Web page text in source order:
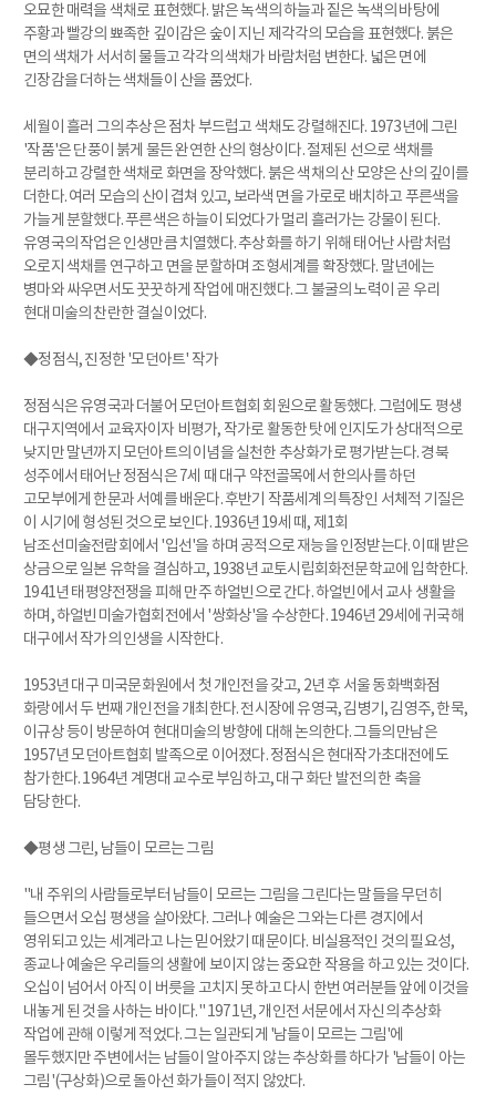
오묘한 매력을 색채로 표현했다. 밝은 녹색의 하늘과 짙은 녹색의 바탕에
주황과 빨강의 뾰족한 깊이감은 숲이 지닌 제각각의 모습을 표현했다. 붉은
면의 색채가 서서히 물들고 각각의 색채가 바람처럼 변한다. 넓은 면에
긴장감을 더하는 색채들이 산을 품었다.
세월이 흘러 그의 추상은 점차 부드럽고 색채도 강렬해진다. 1973년에 그린
'작품'은 단풍이 붉게 물든 완연한 산의 형상이다. 절제된 선으로 색채를
분리하고 강렬한 색채로 화면을 장악했다. 붉은 색채의 산 모양은 산의 깊이를
더한다. 여러 모습의 산이 겹쳐 있고, 보라색 면을 가로로 배치하고 푸른색을
가늘게 분할했다. 푸른색은 하늘이 되었다가 멀리 흘러가는 강물이 된다.
유영국의 작업은 인생만큼 치열했다. 추상화를 하기 위해 태어난 사람처럼
오로지 색채를 연구하고 면을 분할하며 조형세계를 확장했다. 말년에는
병마와 싸우면서도 꿋꿋하게 작업에 매진했다. 그 불굴의 노력이 곧 우리
현대미술의 찬란한 결실이었다.
◆정점식, 진정한 '모던아트' 작가
정점식은 유영국과 더불어 모던아트협회 회원으로 활동했다. 그럼에도 평생
대구지역에서 교육자이자 비평가, 작가로 활동한 탓에 인지도가 상대적으로
낮지만 말년까지 모던아트의 이념을 실천한 추상화가로 평가받는다. 경북
성주에서 태어난 정점식은 7세 때 대구 약전골목에서 한의사를 하던
고모부에게 한문과 서예를 배운다. 후반기 작품세계의 특장인 서체적 기질은
이 시기에 형성된 것으로 보인다. 1936년 19세 때, 제1회
남조선미술전람회에서 '입선'을 하며 공적으로 재능을 인정받는다. 이때 받은
상금으로 일본 유학을 결심하고, 1938년 교토시립회화전문학교에 입학한다.
1941년 태평양전쟁을 피해 만주 하얼빈으로 간다. 하얼빈에서 교사 생활을
하며, 하얼빈미술가협회전에서 '쌍화상'을 수상한다. 1946년 29세에 귀국해
대구에서 작가의 인생을 시작한다.
1953년 대구 미국문화원에서 첫 개인전을 갖고, 2년 후 서울 동화백화점
화랑에서 두 번째 개인전을 개최한다. 전시장에 유영국, 김병기, 김영주, 한묵,
이규상 등이 방문하여 현대미술의 방향에 대해 논의한다. 그들의 만남은
1957년 모던아트협회 발족으로 이어졌다. 정점식은 현대작가초대전에도
참가한다. 1964년 계명대 교수로 부임하고, 대구 화단 발전의 한 축을
담당한다.
◆평생 그린, 남들이 모르는 그림
"내 주위의 사람들로부터 남들이 모르는 그림을 그린다는 말들을 무던히
들으면서 오십 평생을 살아왔다. 그러나 예술은 그와는 다른 경지에서
영위되고 있는 세계라고 나는 믿어왔기 때문이다. 비실용적인 것의 필요성,
종교나 예술은 우리들의 생활에 보이지 않는 중요한 작용을 하고 있는 것이다.
오십이 넘어서 아직 이 버릇을 고치지 못하고 다시 한번 여러분들 앞에 이것을
내놓게 된 것을 사하는 바이다." 1971년, 개인전 서문에서 자신의 추상화
작업에 관해 이렇게 적었다. 그는 일관되게 '남들이 모르는 그림'에
몰두했지만 주변에서는 남들이 알아주지 않는 추상화를 하다가 '남들이 아는
그림'(구상화)으로 돌아선 화가들이 적지 않았다.